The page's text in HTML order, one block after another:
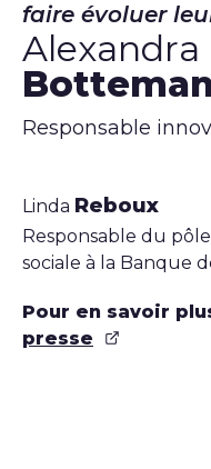
faire évoluer
Alexandra
Responsable
Linda Reboux
Responsable du
sociale à la Banque
Pour en savoir
presse